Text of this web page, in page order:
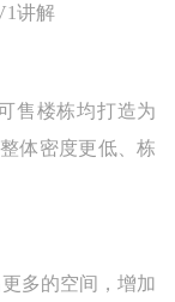
讲解
楼栋均打造为
体密度更低、栋
多的空间，增加